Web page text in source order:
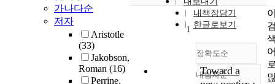
가나다순
저자
Aristotle
(33)
Jakobson,
Roman (16)
Perrine,
내책장담기
한글로보기
정확도순
정확도
내림차순
1
Toward a